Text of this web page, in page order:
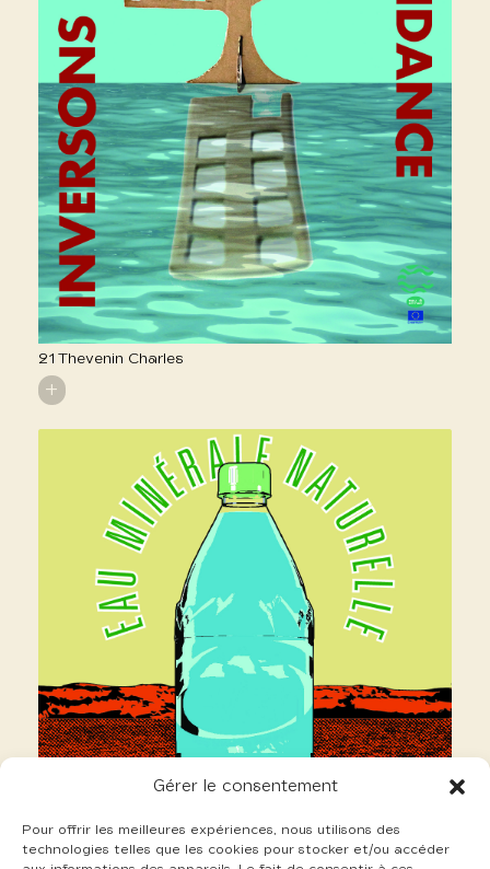
Gérer le consentement
Pour offrir les meilleures expériences, nous utilisons des
technologies telles que les cookies pour stocker et/ou accéder
21 Thevenin Charles
+